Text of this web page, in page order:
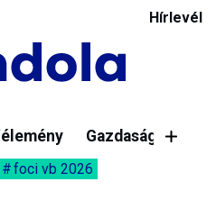
Hírlevél
Gazdaság
foci vb 2026